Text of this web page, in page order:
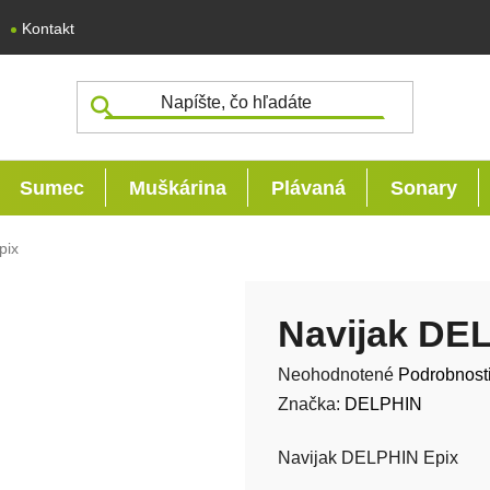
Kontakt
Sumec Muškárina Plávaná Sonary
Navijak
Priemerné hodnotenie
Neohodnotené
Značka: DELPHIN
Navijak DELPHIN Epix